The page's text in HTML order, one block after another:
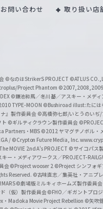
お問い合わせ 取り扱い店
©なのはStrikerS PROJECT ©ATLUS
Project Phantom ©2007,2008,2009
©鎌池和馬／冬川基／アスキー・メディ
TYPE-MOON ©Bushiroad illust:たには
』製作委員会 ©高橋弥七郎/いとうのいぢ/
©ギルティクラウン製作委員会
Partners・MBS ©2012 ヤマグチノボル・
/ ©Crypton Future Media, Inc.
MOVIE 2nd A's PROJECT ©サイコパス
ー・メディアワークス／PROJECT-
会©Project wooser 2 ©Project シンフォギ
Reserved. ©古味直志／集英社・アニプ
©劇場版ミルキィホームズ製作委員会
（仮）製作委員会©FHO／ギガントプロ
Madoka Movie Project Rebellion ©矢吹